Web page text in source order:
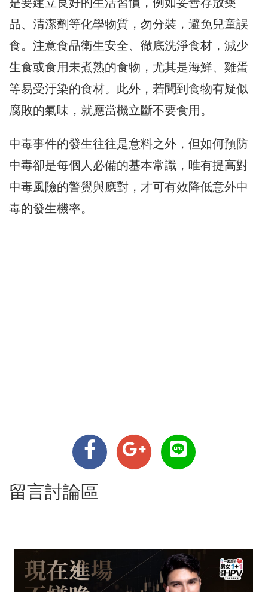
品、清潔劑等化學物質，勿分裝，避免兒童誤
食。注意食品衛生安全、徹底洗淨食材，減少
生食或食用未煮熟的食物，尤其是海鮮、雞蛋
等易受汙染的食材。此外，若聞到食物有疑似
腐敗的氣味，就應當機立斷不要食用。
中毒事件的發生往往是意料之外，但如何預防
中毒卻是每個人必備的基本常識，唯有提高對
中毒風險的警覺與應對，才可有效降低意外中
毒的發生機率。
留言討論區